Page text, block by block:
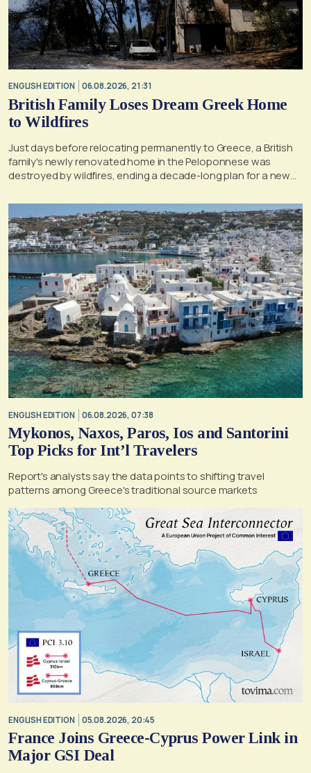
ENGLISH EDITION 06.08.2026, 21:31
British Family Loses Dream Greek Home
to Wildfires
Just days before relocating permanently to Greece, a British
family's newly renovated home in the Peloponnese was
destroyed by wildfires, ending a decade-long plan for a new
ENGLISH EDITION 06.08.2026, 07:38
Mykonos, Naxos, Paros, Ios and Santorini
Top Picks for Int’l Travelers
Report's analysts say the data points to shifting travel
patterns among Greece's traditional source markets
ENGLISH EDITION 05.08.2026, 20:45
France Joins Greece-Cyprus Power Link in
Major GSI Deal